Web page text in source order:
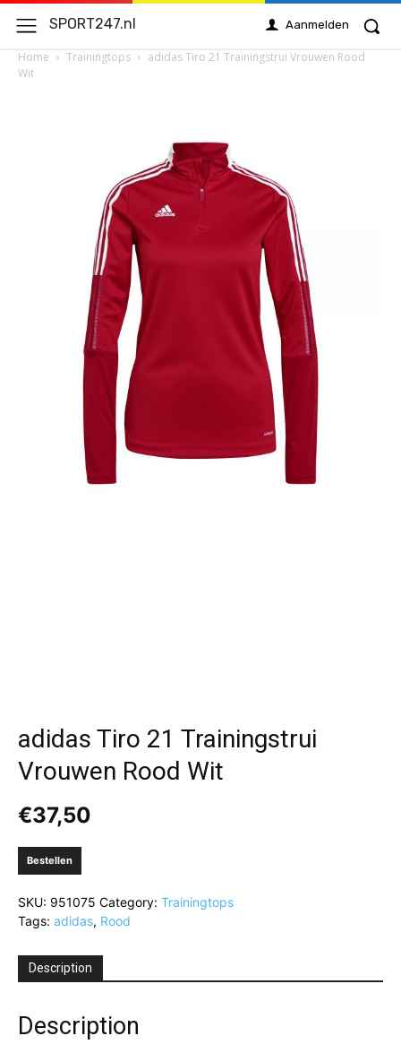
SPORT247.nl Aanmelden
Home Trainingtops
adidas Tiro 21 Trainingstrui Vrouwen Rood
Wit
adidas Tiro 21 Trainingstrui
Vrouwen Rood Wit
€37,50
Bestellen
SKU: 951075 Category: Trainingtops
Tags: adidas, Rood
Description
Description